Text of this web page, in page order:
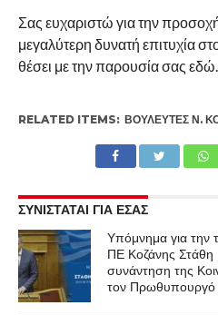
Σας ευχαριστώ για την
μεγαλύτερη δυνατή επιτυχία
θέσει με την παρουσία σας εδώ.
RELATED ITEMS: ΒΟΥΛΕΥΤΈΣ Ν.
ΣΥΝΙΣΤΑΤΑΙ ΓΙΑ ΕΣΑΣ
Υπόμνημα για την
ΠΕ Κοζάνης Στάθη
συνάντηση της
τον Πρωθυπουργό